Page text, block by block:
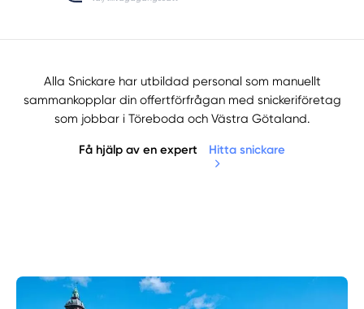
Manuellt Få hjälp
Alla Snickare har utbildad personal som manuellt
sammankopplar din offertförfrågan med snickeriföretag
som jobbar i Töreboda och Västra Götaland.
Få hjälp av en expert Hitta snickare